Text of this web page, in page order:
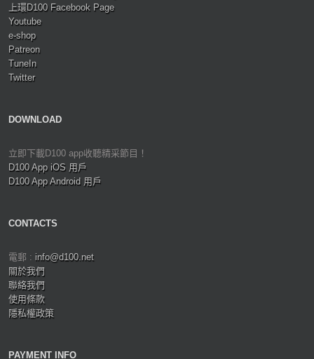
上環D100 Facebook Page
Youtube
e-shop
Patreon
TuneIn
Twitter
DOWNLOAD
立即下載D100 app收聽精采節目！
D100 App iOS 用戶
D100 App Android 用戶
CONTACTS
電郵 : info@d100.net
關於我們
聯絡我們
使用條款
隱私權政策
PAYMENT INFO